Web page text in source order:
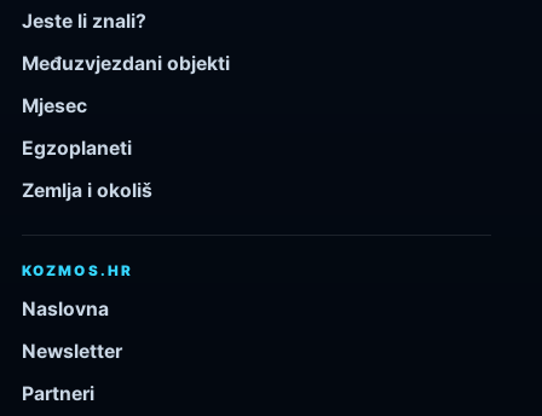
Jeste li znali?
Međuzvjezdani objekti
Mjesec
Egzoplaneti
Zemlja i okoliš
KOZMOS.HR
Naslovna
Newsletter
Partneri